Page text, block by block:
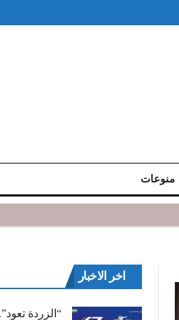
منوعات
اخر الاخبار
“الزردة